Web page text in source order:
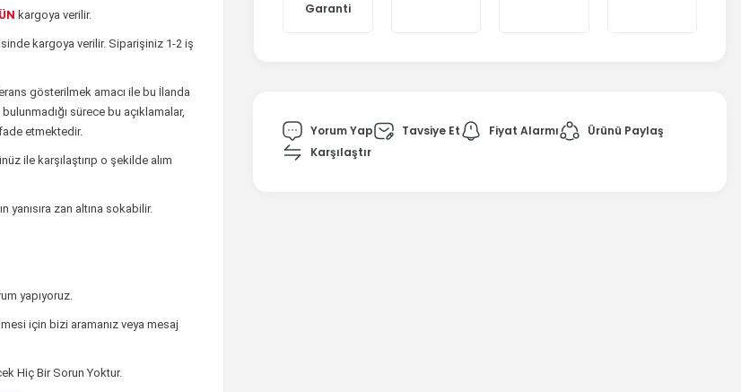
kargoya verilir.
kargoya verilir. Siparişiniz 1-2 iş
gösterilmek amacı ile bu İlanda
sürece bu açıklamalar,
etmektedir.
ile karşılaştırıp o şekilde alım
yanısıra zan altına sokabilir.
yapıyoruz.
için bizi aramanız veya mesaj
Hiç Bir Sorun Yoktur.
Garanti
Yorum Yap Tavsiye Et Fiyat Alarmı
Ürünü Paylaş
Karşılaştır